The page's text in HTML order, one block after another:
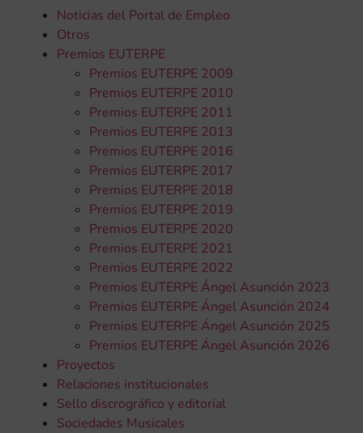
Noticias del Portal de Empleo
Otros
Premios EUTERPE
Premios EUTERPE 2009
Premios EUTERPE 2010
Premios EUTERPE 2011
Premios EUTERPE 2013
Premios EUTERPE 2016
Premios EUTERPE 2017
Premios EUTERPE 2018
Premios EUTERPE 2019
Premios EUTERPE 2020
Premios EUTERPE 2021
Premios EUTERPE 2022
Premios EUTERPE Ángel Asunción 2023
Premios EUTERPE Ángel Asunción 2024
Premios EUTERPE Ángel Asunción 2025
Premios EUTERPE Ángel Asunción 2026
Proyectos
Relaciones institucionales
Sello discrográfico y editorial
Sociedades Musicales